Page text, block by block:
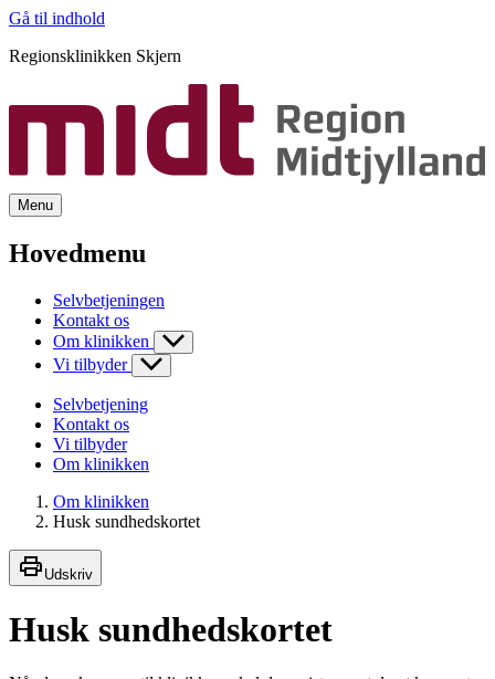
Gå til indhold
Regionsklinikken Skjern
Menu
Hovedmenu
Selvbetjeningen
Kontakt os
Om klinikken
Vi tilbyder
Selvbetjening
Kontakt os
Vi tilbyder
Om klinikken
Om klinikken
Husk sundhedskortet
Udskriv
Husk sundhedskortet